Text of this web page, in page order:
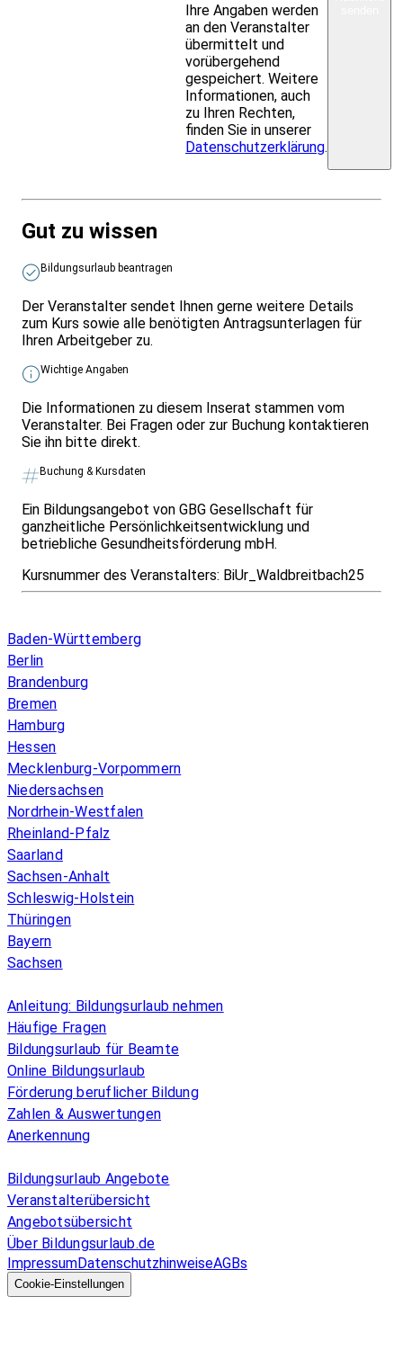
Ihre Angaben werden
an den Veranstalter
übermittelt und
vorübergehend
gespeichert. Weitere
Informationen, auch
zu Ihren Rechten,
finden Sie in unserer
Datenschutzerklärung.
Gut zu wissen
Bildungsurlaub beantragen
Der Veranstalter sendet Ihnen gerne weitere Details
zum Kurs sowie alle benötigten Antragsunterlagen für
Ihren Arbeitgeber zu.
Wichtige Angaben
Die Informationen zu diesem Inserat stammen vom
Veranstalter. Bei Fragen oder zur Buchung kontaktieren
Sie ihn bitte direkt.
Buchung & Kursdaten
Ein Bildungsangebot von GBG Gesellschaft für
ganzheitliche Persönlichkeitsentwicklung und
betriebliche Gesundheitsförderung mbH.
Kursnummer des Veranstalters: BiUr_Waldbreitbach25
Baden-Württemberg
Berlin
Brandenburg
Bremen
Hamburg
Hessen
Mecklenburg-Vorpommern
Niedersachsen
Nordrhein-Westfalen
Rheinland-Pfalz
Saarland
Sachsen-Anhalt
Schleswig-Holstein
Thüringen
Bayern
Sachsen
Anleitung: Bildungsurlaub nehmen
Häufige Fragen
Bildungsurlaub für Beamte
Online Bildungsurlaub
Förderung beruflicher Bildung
Zahlen & Auswertungen
Anerkennung
Bildungsurlaub Angebote
Veranstalterübersicht
Angebotsübersicht
Über Bildungsurlaub.de
ImpressumDatenschutzhinweiseAGBs
Cookie-Einstellungen